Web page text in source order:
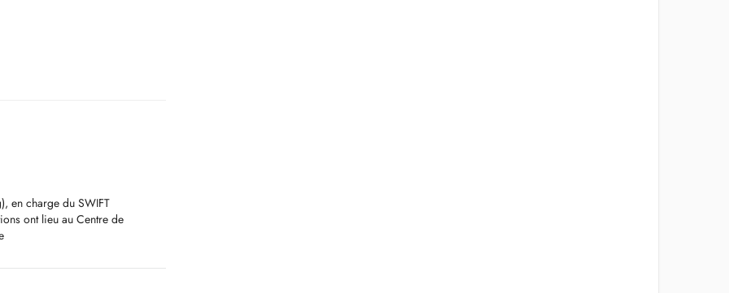
en charge du SWIFT
ont lieu au Centre de
allant des
traumatismes ou suites